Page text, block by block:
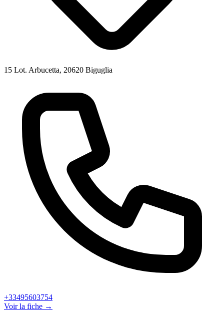
15 Lot. Arbucetta, 20620 Biguglia
+33495603754
Voir la fiche →